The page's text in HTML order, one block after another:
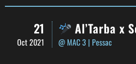
21
Oct 2021
Al’Tarba x
@ MAC 3 | Pessac